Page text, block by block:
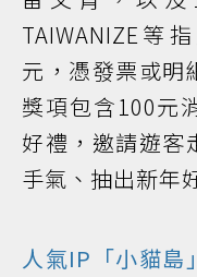
TAIWANIZE等
元，憑發票或明
獎項包含100元
好禮，邀請遊客
手氣、抽出新年
人氣IP「小貓島